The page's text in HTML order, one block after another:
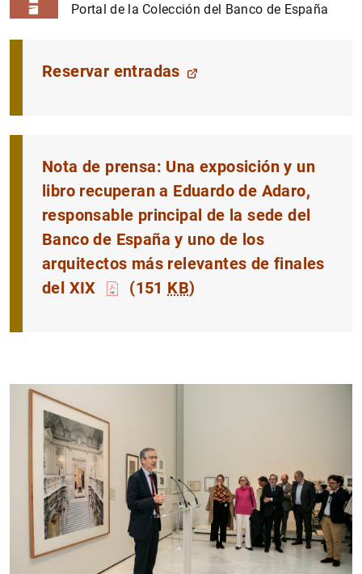
Portal de la Colección del Banco de España
Reservar entradas
Nota de prensa: Una exposición y un
libro recuperan a Eduardo de Adaro,
responsable principal de la sede del
Banco de España y uno de los
arquitectos más relevantes de finales
del XIX
(151 KB)